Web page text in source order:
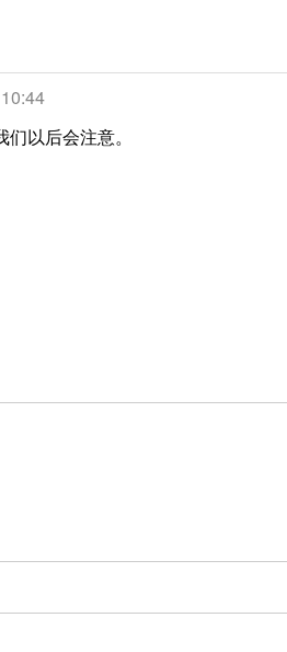
以后会注意。